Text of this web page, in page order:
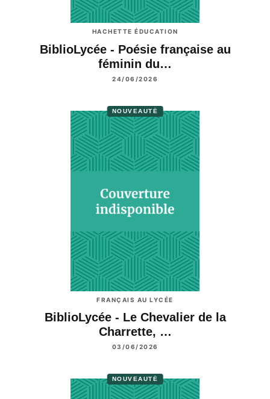
HACHETTE ÉDUCATION
BiblioLycée - Poésie française au
féminin du…
24/06/2026
NOUVEAUTÉ
FRANÇAIS AU LYCÉE
BiblioLycée - Le Chevalier de la
Charrette, …
03/06/2026
NOUVEAUTÉ